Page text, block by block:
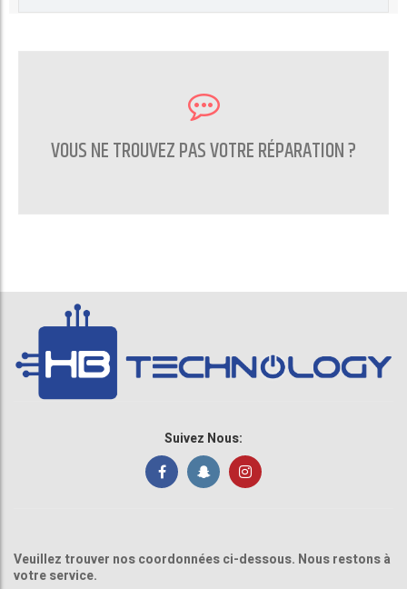
VOUS NE TROUVEZ PAS VOTRE RÉPARATION ?
CONTACTEZ NOUS
Suivez Nous:
Veuillez trouver nos coordonnées ci-dessous. Nous restons à
votre service.